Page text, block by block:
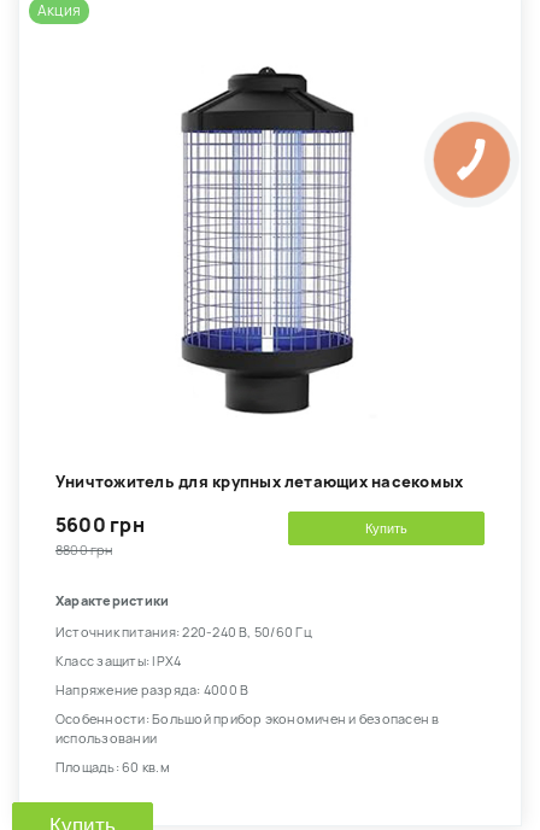
Акция
Уничтожитель для крупных летающих насекомых
5600 грн
8800 грн
Купить
Характеристики
Источник питания: 220-240 В, 50/60 Гц
Класс защиты: IPX4
Напряжение разряда: 4000 В
Особенности: Большой прибор экономичен и безопасен в
использовании
Площадь: 60 кв.м